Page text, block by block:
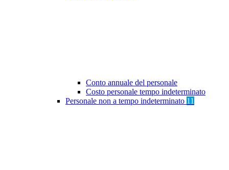
Conto annuale del personale
Costo personale tempo indeterminato
Personale non a tempo indeterminato 11